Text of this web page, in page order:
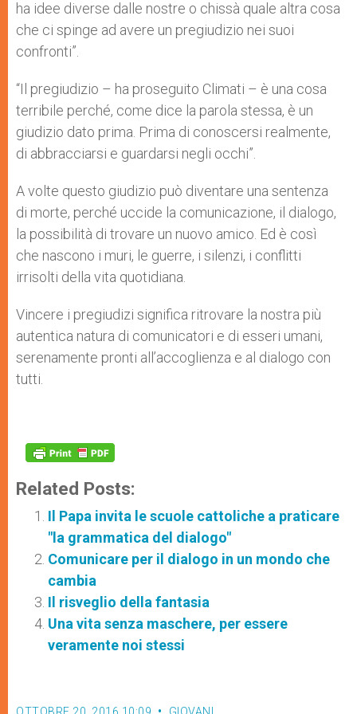
ha idee diverse dalle nostre o chissà quale altra cosa
che ci spinge ad avere un pregiudizio nei suoi
confronti”.
“Il pregiudizio – ha proseguito Climati – è una cosa
terribile perché, come dice la parola stessa, è un
giudizio dato prima. Prima di conoscersi realmente,
di abbracciarsi e guardarsi negli occhi”.
A volte questo giudizio può diventare una sentenza
di morte, perché uccide la comunicazione, il dialogo,
la possibilità di trovare un nuovo amico. Ed è così
che nascono i muri, le guerre, i silenzi, i conflitti
irrisolti della vita quotidiana.
Vincere i pregiudizi significa ritrovare la nostra più
autentica natura di comunicatori e di esseri umani,
serenamente pronti all’accoglienza e al dialogo con
tutti.
Related Posts:
Il Papa invita le scuole cattoliche a praticare
"la grammatica del dialogo"
Comunicare per il dialogo in un mondo che
cambia
Il risveglio della fantasia
Una vita senza maschere, per essere
veramente noi stessi